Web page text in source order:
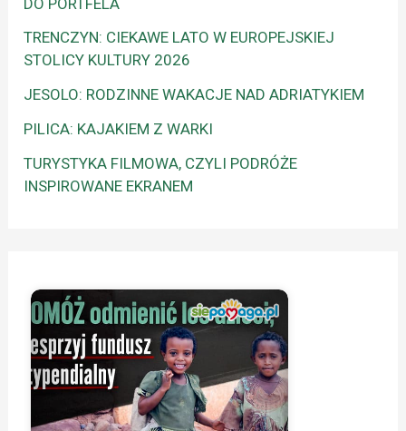
TRENCZYN: CIEKAWE LATO W EUROPEJSKIEJ
STOLICY KULTURY 2026
JESOLO: RODZINNE WAKACJE NAD ADRIATYKIEM
PILICA: KAJAKIEM Z WARKI
TURYSTYKA FILMOWA, CZYLI PODRÓŻE
INSPIROWANE EKRANEM